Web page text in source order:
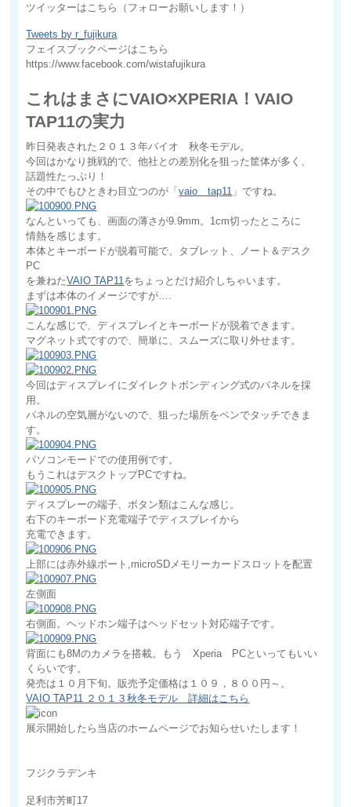
ツイッターはこちら（フォローお願いします！）
Tweets by r_fujikura
フェイスブックページはこちら
https://www.facebook.com/wistafujikura
これはまさにVAIO×XPERIA！VAIO
TAP11の実力
昨日発表された２０１３年バイオ 秋冬モデル。
今回はかなり挑戦的で、他社との差別化を狙った筐体が多く、
話題性たっぷり！
その中でもひときわ目立つのが「vaio tap11 」ですね。
なんといっても、画面の薄さが9.9mm。1cm切ったところに
情熱を感じます。
本体とキーボードが脱着可能で、タブレット、ノート＆デスク
PC
を兼ねたVAIO TAP11をちょっとだけ紹介しちゃいます。
まずは本体のイメージですが….
こんな感じで、ディスプレイとキーボードが脱着できます。
マグネット式ですので、簡単に、スムーズに取り外せます。
今回はディスプレイにダイレクトボンディング式のパネルを採
用。
パネルの空気層がないので、狙った場所をペンでタッチできま
す。
パソコンモードでの使用例です。
もうこれはデスクトップPCですね。
ディスプレーの端子、ボタン類はこんな感じ。
右下のキーボード充電端子でディスプレイから
充電できます。
上部には赤外線ポート,microSDメモリーカードスロットを配置
左側面
右側面。ヘッドホン端子はヘッドセット対応端子です。
背面にも8Mのカメラを搭載。もう Xperia PCといってもいい
くらいです。
発売は１０月下旬。販売予定価格は１０９，８００円～。
VAIO TAP11 ２０１３秋冬モデル 詳細はこちら
展示開始したら当店のホームページでお知らせいたします！
フジクラデンキ
足利市芳町17